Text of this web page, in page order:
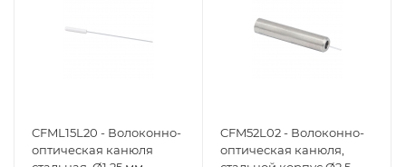
CFML15L20 - Волоконно-
оптическая канюля
CFM52L02 - Волоконно-
оптическая канюля,